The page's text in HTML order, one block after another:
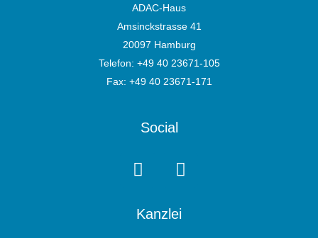
ADAC-Haus
Amsinckstrasse 41
20097 Hamburg
Telefon: +49 40 23671-105
Fax: +49 40 23671-171
Social
Kanzlei